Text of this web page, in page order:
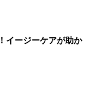
イージーケアが助か